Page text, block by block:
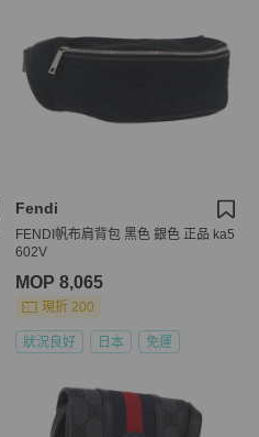
Fendi
FENDI帆布肩背包 黑色 銀色 正品 ka5
602V
MOP 8,065
現折 200
狀況良好 日本 免運